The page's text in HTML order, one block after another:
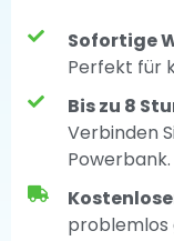
Sofortige
Perfekt für
Bis zu 8
Verbinden
Powerbank.